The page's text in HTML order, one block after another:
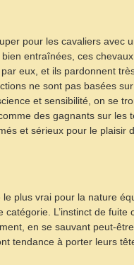
pour les cavaliers avec
entraînées, ces
eux, et ils pardonnent
ne sont pas basées
et sensibilité, on se
des gagnants sur les
et sérieux pour le plaisir
plus vrai pour la nature
catégorie. L’instinct de
en se sauvant peut-
tendance à porter leurs